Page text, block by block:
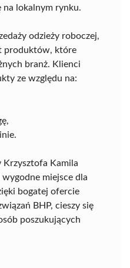
na lokalnym rynku.
odzieży roboczej,
produktów, które
branż. Klienci
ze względu na:
Krzysztofa Kamila
miejsce dla
bogatej ofercie
BHP, cieszy się
poszukujących